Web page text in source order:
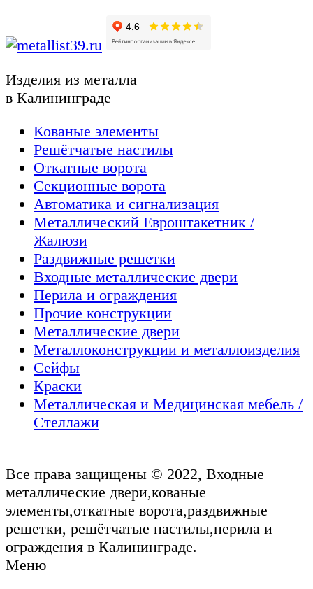
Изделия из металла
в Калининграде
Кованые элементы
Решётчатые настилы
Откатные ворота
Секционные ворота
Автоматика и сигнализация
Металлический Евроштакетник /
Жалюзи
Раздвижные решетки
Входные металлические двери
Перила и ограждения
Прочие конструкции
Металлические двери
Металлоконструкции и металлоизделия
Сейфы
Краски
Металлическая и Медицинская мебель /
Стеллажи
Все права защищены © 2022, Входные
металлические двери,кованые
элементы,откатные ворота,раздвижные
решетки, решётчатые настилы,перила и
ограждения в Калининграде.
Меню